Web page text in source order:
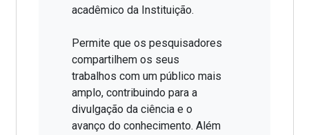
acadêmico da Instituição.
Permite que os pesquisadores
compartilhem os seus
trabalhos com um público mais
amplo, contribuindo para a
divulgação da ciência e o
avanço do conhecimento. Além